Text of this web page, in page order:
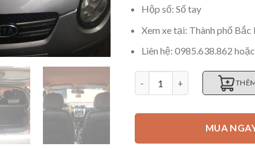
Hộp số: Số tay
Xem xe tại: Thành phố Bắc
Liên hệ: 0985.638.862
Bán xe Kia Morning cũ tại
MUA